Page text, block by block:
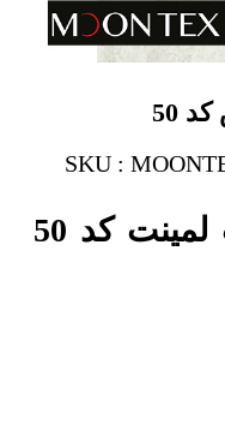
50
SKU :
خرید اینترنتی پارکت لمینت کد 50